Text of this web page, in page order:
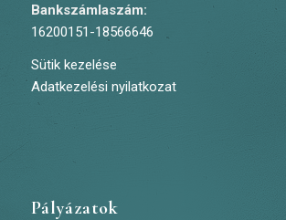
Bankszámlaszám:
16200151-18566646
Sütik kezelése
Adatkezelési nyilatkozat
Pályázatok